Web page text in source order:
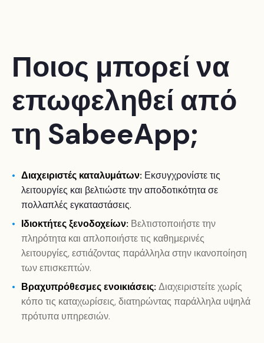
Ποιος μπορεί να
επωφεληθεί από
τη SabeeApp;
Διαχειριστές καταλυμάτων: Εκσυγχρονίστε τις
λειτουργίες και βελτιώστε την αποδοτικότητα σε
πολλαπλές εγκαταστάσεις.
Ιδιοκτήτες ξενοδοχείων: Βελτιστοποιήστε την
πληρότητα και απλοποιήστε τις καθημερινές
λειτουργίες, εστιάζοντας παράλληλα στην ικανοποίηση
των επισκεπτών.
Βραχυπρόθεσμες ενοικιάσεις: Διαχειριστείτε χωρίς
κόπο τις καταχωρίσεις, διατηρώντας παράλληλα υψηλά
πρότυπα υπηρεσιών.